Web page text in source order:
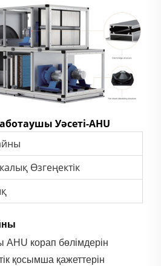
Уәсеті-AHU
Өзгеңектік
AHU корап бөлімдерін
қосымша қажеттерін